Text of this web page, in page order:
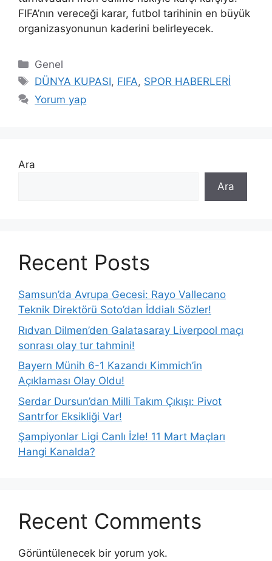
FIFA’nın vereceği karar, futbol tarihinin en büyük
organizasyonunun kaderini belirleyecek.
Kategoriler
Genel
Etiketler
DÜNYA KUPASI, FIFA, SPOR HABERLERİ
Yorum yap
Ara
Ara
Recent Posts
Samsun’da Avrupa Gecesi: Rayo Vallecano
Teknik Direktörü Soto’dan İddialı Sözler!
Rıdvan Dilmen’den Galatasaray Liverpool maçı
sonrası olay tur tahmini!
Bayern Münih 6-1 Kazandı Kimmich’in
Açıklaması Olay Oldu!
Serdar Dursun’dan Milli Takım Çıkışı: Pivot
Santrfor Eksikliği Var!
Şampiyonlar Ligi Canlı İzle! 11 Mart Maçları
Hangi Kanalda?
Recent Comments
Görüntülenecek bir yorum yok.